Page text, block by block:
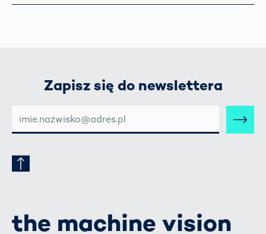
Zapisz się do newslettera
MAIL-
ADRESSE
the machine vision